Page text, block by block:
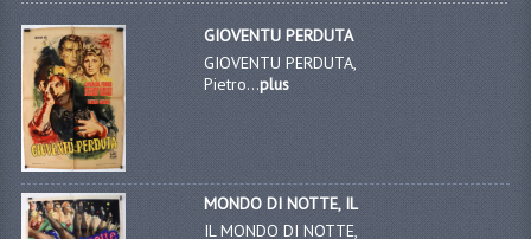
GIOVENTU PERDUTA
GIOVENTU PERDUTA,
Pietro...plus
MONDO DI NOTTE, IL
IL MONDO DI NOTTE,